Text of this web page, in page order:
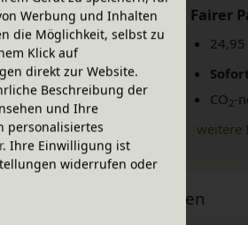
Fairer
CO2-
weitere
Technische Daten
Werbung und Inhalten
die Möglichkeit, selbst zu
Klick auf
direkt zur Website.
Beschreibung der
und Ihre
personalisiertes
. Ihre Einwilligung ist
widerrufen oder